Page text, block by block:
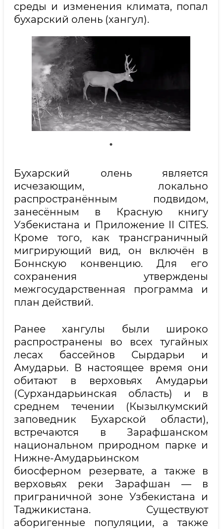
среды и изменения климата, попал
бухарский олень (хангул).
Бухарский олень является
исчезающим, локально
распространённым подвидом,
занесённым в Красную книгу
Узбекистана и Приложение II CITES.
Кроме того, как трансграничный
мигрирующий вид, он включён в
Боннскую конвенцию. Для его
сохранения утверждены
межгосударственная программа и
план действий.
Ранее хангулы были широко
распространены во всех тугайных
лесах бассейнов Сырдарьи и
Амударьи. В настоящее время они
обитают в верховьях Амударьи
(Сурхандарьинская область) и в
среднем течении (Кызылкумский
заповедник Бухарской области),
встречаются в Зарафшанском
национальном природном парке и
Нижне-Амударьинском
биосферном резервате, а также в
верховьях реки Зарафшан — в
приграничной зоне Узбекистана и
Таджикистана. Существуют
аборигенные популяции, а также